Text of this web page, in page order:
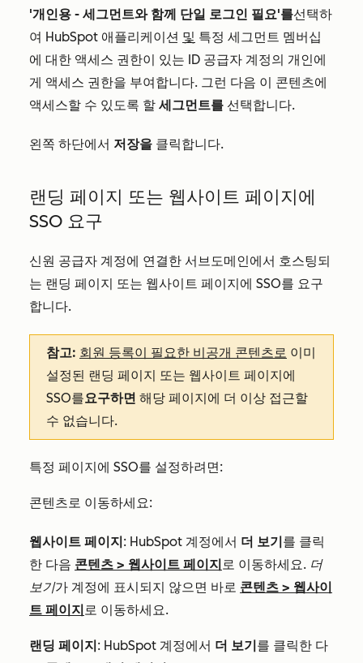
'개인용 - 세그먼트와 함께 단일 로그인 필요'를선택하
여 HubSpot 애플리케이션 및 특정 세그먼트 멤버십
에 대한 액세스 권한이 있는 ID 공급자 계정의 개인에
게 액세스 권한을 부여합니다. 그런 다음 이 콘텐츠에
액세스할 수 있도록 할 세그먼트를 선택합니다.
왼쪽 하단에서 저장을 클릭합니다.
랜딩 페이지 또는 웹사이트 페이지에
SSO 요구
신원 공급자 계정에 연결한 서브도메인에서 호스팅되
는 랜딩 페이지 또는 웹사이트 페이지에 SSO를 요구
합니다.
참고: 회원 등록이 필요한 비공개 콘텐츠로 이미
설정된 랜딩 페이지 또는 웹사이트 페이지에
SSO를요구하면 해당 페이지에 더 이상 접근할
수 없습니다.
특정 페이지에 SSO를 설정하려면:
콘텐츠로 이동하세요:
웹사이트 페이지 : HubSpot 계정에서 더 보기 를 클릭
한 다음 콘텐츠 > 웹사이트 페이지 로 이동하세요. 더
보기가 계정에 표시되지 않으면 바로 콘텐츠 > 웹사이
트 페이지 로 이동하세요.
랜딩 페이지 : HubSpot 계정에서 더 보기 를 클릭한 다